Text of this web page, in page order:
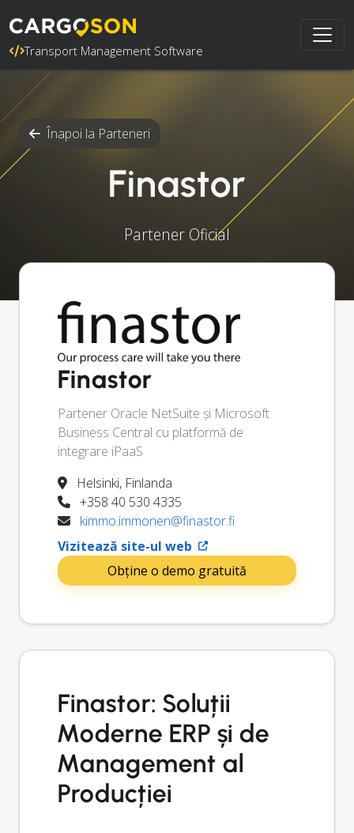
Transport Management Software
Înapoi la Parteneri
Finastor
Partener Oficial
Finastor
Partener Oracle NetSuite și Microsoft
Business Central cu platformă de
integrare iPaaS
Helsinki, Finlanda
+358 40 530 4335
kimmo.immonen@finastor.fi
Vizitează site-ul web
Obține o demo gratuită
Finastor: Soluții
Moderne ERP și de
Management al
Producției